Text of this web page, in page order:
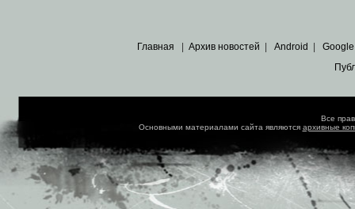
Главная | Архив новостей | Android | Google
Все
Основными материалами сайта являются архивные